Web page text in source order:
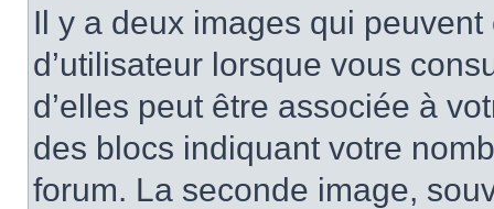
Il y a deux images qui
d’utilisateur lorsque vous
d’elles peut être associée à
des blocs indiquant votre
forum. La seconde image,